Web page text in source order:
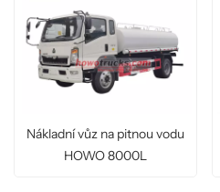
Nákladní vůz na pitnou vodu
HOWO 8000L